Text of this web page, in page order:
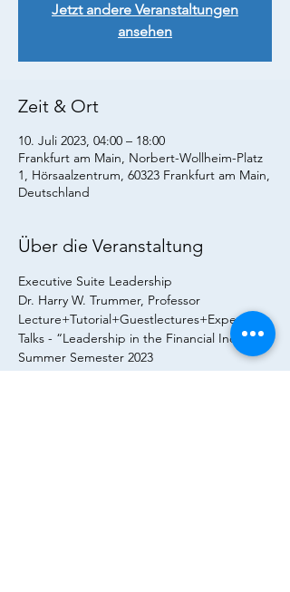
Jetzt andere Veranstaltungen
ansehen
Zeit & Ort
10. Juli 2023, 04:00 – 18:00
Frankfurt am Main, Norbert-Wollheim-Platz
1, Hörsaalzentrum, 60323 Frankfurt am Main,
Deutschland
Über die Veranstaltung
Executive Suite Leadership
Dr. Harry W. Trummer, Professor
Lecture+Tutorial+Guestlectures+Expert
Talks - “Leadership in the Financial Industry”
Summer Semester 2023
Guest lecture series with top executives